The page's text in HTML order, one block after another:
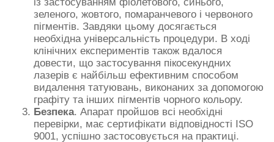
зеленого, жовтого, помаранчевого і червоного
пігментів. Завдяки цьому досягається
необхідна універсальність процедури. В ході
клінічних експериментів також вдалося
довести, що застосування пікосекундних
лазерів є найбільш ефективним способом
видалення татуювань, виконаних за допомогою
графіту та інших пігментів чорного кольору.
Безпека. Апарат пройшов всі необхідні
перевірки, має сертифікати відповідності ISO
9001, успішно застосовується на практиці.